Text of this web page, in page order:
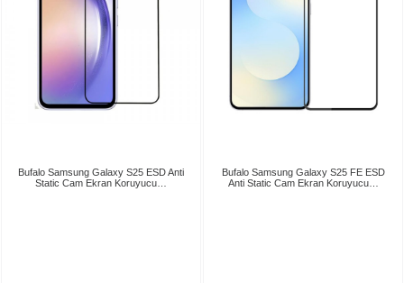
Bufalo Samsung Galaxy S25 ESD Anti
Static Cam Ekran Koruyucu…
Bufalo Samsung Galaxy S25 FE ESD
Anti Static Cam Ekran Koruyucu…